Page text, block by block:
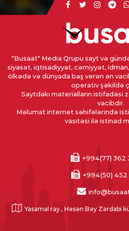
"Busaat" Media Qrupu sayt və
siyasət, iqtisadiyyat, cəmiyyət,
ölkədə və dünyada baş verən ən
operativ şəkildə
Saytdakı materialların istifadəsi
vacibdir.
Məlumat internet səhifələrində
vasitəsi ilə istinad
+994(77) 362
+994(50) 452
Yasamal ray., Həsən Bəy Zərdabi